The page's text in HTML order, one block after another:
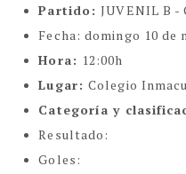
Partido:JUVENIL B -
Fecha:domingo 10 de
Hora: 12:00h
Lugar:Colegio
Categoría y
Resultado:
Goles: